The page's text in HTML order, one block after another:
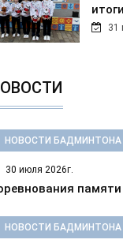
итоги
31
НОВОСТИ БАДМИНТОНА
30 июля 2026г.
памяти
НОВОСТИ БАДМИНТОНА